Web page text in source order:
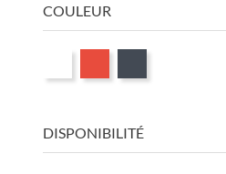
COULEUR
DISPONIBILITÉ